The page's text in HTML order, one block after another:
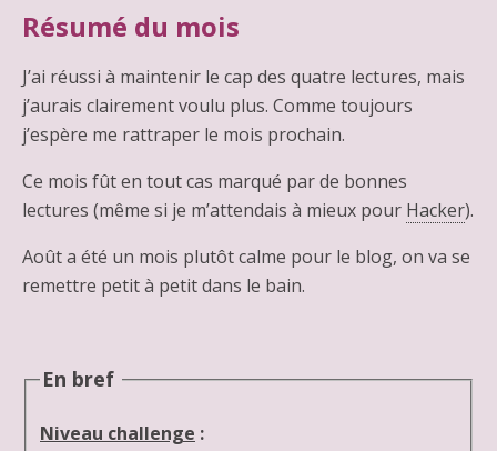
Résumé du mois
J’ai réussi à maintenir le cap des quatre lectures, mais
j’aurais clairement voulu plus. Comme toujours
j’espère me rattraper le mois prochain.
Ce mois fût en tout cas marqué par de bonnes
lectures (même si je m’attendais à mieux pour Hacker).
Août a été un mois plutôt calme pour le blog, on va se
remettre petit à petit dans le bain.
En bref
Niveau challenge :